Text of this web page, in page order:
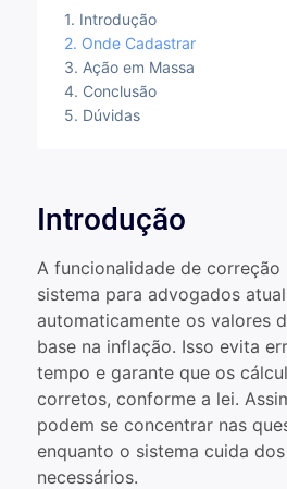
Introdução
Onde Cadastrar
Ação em Massa
Conclusão
Dúvidas
Introdução
A funcionalidade de correção
sistema para advogados
automaticamente os valores
base na inflação. Isso evita
tempo e garante que os
corretos, conforme a lei.
podem se concentrar nas
enquanto o sistema cuida
necessários.